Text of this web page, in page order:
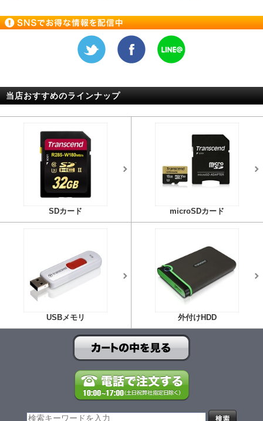
当店おすすめのラインナップ
SDカード microSDカード
USBメモリ 外付けHDD